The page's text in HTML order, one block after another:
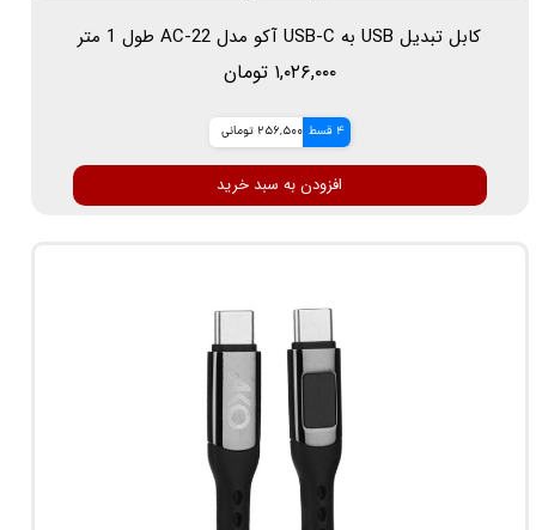
کابل تبدیل USB به USB-C آکو مدل AC-22 طول 1 متر
۱,۰۲۶,۰۰۰ تومان
4 قسط 256,500 تومانی
افزودن به سبد خرید